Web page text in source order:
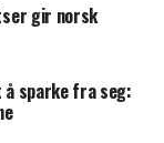
gir norsk
å sparke fra seg: